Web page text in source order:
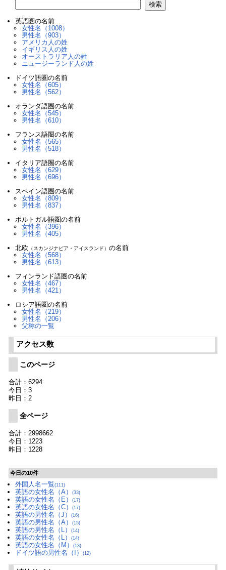
英語圏の名前
女性名（1008）
男性名（903）
アメリカ人の姓
イギリス人の姓
オーストラリア人の姓
ニュージーランド人の姓
ドイツ語圏の名前
女性名（605）
男性名（562）
オランダ語圏の名前
女性名（545）
男性名（610）
フランス語圏の名前
女性名（565）
男性名（518）
イタリア語圏の名前
女性名（629）
男性名（696）
スペイン語圏の名前
女性名（809）
男性名（837）
ポルトガル語圏の名前
女性名（396）
男性名（405）
北欧 （スカンジナビア・アイスランド） の名前
女性名（568）
男性名（613）
フィンランド語圏の名前
女性名（467）
男性名（421）
ロシア語圏の名前
女性名（219）
男性名（206）
父称の一覧
アクセス数
このページ
合計：6294
今日：3
昨日：2
全ページ
合計：2998662
今日：1223
昨日：1228
今日の10件
外国人名一覧(111)
英語の女性名（A） (33)
英語の女性名（E） (17)
英語の女性名（C） (17)
英語の男性名（J） (16)
英語の男性名（A） (15)
英語の男性名（L） (14)
英語の女性名（L） (14)
英語の女性名（M） (13)
ドイツ語の男性名（I） (12)